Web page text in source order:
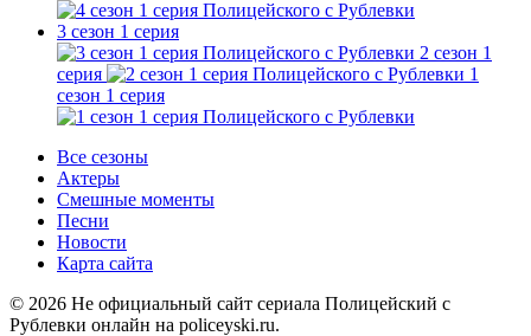
3 сезон 1 серия
2 сезон 1
серия
1
сезон 1 серия
Все сезоны
Актеры
Смешные моменты
Песни
Новости
Карта сайта
© 2026 Не официальный сайт сериала Полицейский с
Рублевки онлайн на policeyski.ru.